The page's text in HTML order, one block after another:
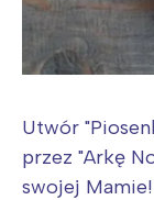
Utwór
przez "Arkę
swojej